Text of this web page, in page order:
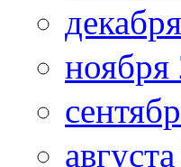
ноября